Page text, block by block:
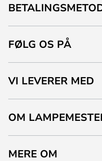
FØLG OS PÅ
VI LEVERER MED
OM
MERE OM